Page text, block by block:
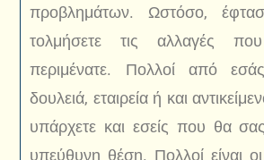
προβλημάτων. Ωστόσο,
τολμήσετε τις αλλαγές
περιμένατε. Πολλοί από
δουλειά, εταιρεία ή και
υπάρχετε και εσείς που θα
υπεύθυνη θέση. Πολλοί είναι